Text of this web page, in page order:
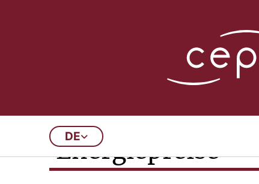
DE
EU-Kommission
Energiepreise